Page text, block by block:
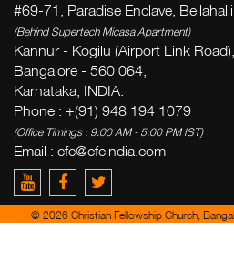
#69-71, Paradise Enclave,
(Behind Supertech Micasa Apartment)
Kannur - Kogilu (Airport Link Road),
Bangalore - 560 064,
Karnataka, INDIA.
Phone : +(91) 948 194 1079
(Office Timings : 9:00 AM - 5:00 PM IST)
Email : cfc@cfcindia.com
© 2026 Christian Fellowship Church,